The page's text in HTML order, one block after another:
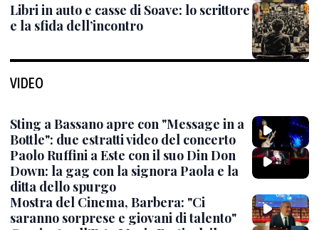
Libri in auto e casse di Soave: lo scrittore
e la sfida dell’incontro
VIDEO
Sting a Bassano apre con "Message in a
Bottle": due estratti video del concerto
Paolo Ruffini a Este con il suo Din Don
Down: la gag con la signora Paola e la
ditta dello spurgo
Mostra del Cinema, Barbera: "Ci
saranno sorprese e giovani di talento"